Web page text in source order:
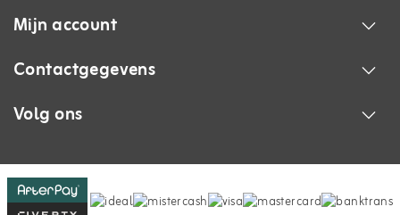
Mijn account
Contactgegevens
Volg ons